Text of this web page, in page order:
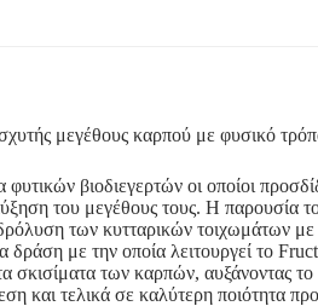
μεγέθους καρπού με φυσικό
φυτικών βιοδιεγερτών οι οποίοι
του μεγέθους τους. Η παρουσία
των κυτταρικών τοιχωμάτων
με την οποία λειτουργεί το
σκισίματα των καρπών, αυξάνοντας
και τελικά σε καλύτερη ποιότητα